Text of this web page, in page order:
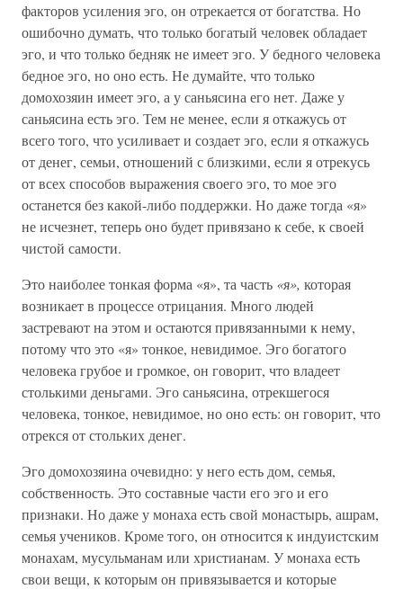
факторов усиления эго, он отрекается от богатства. Но
ошибочно думать, что только богатый человек обладает
эго, и что только бедняк не имеет эго. У бедного человека
бедное эго, но оно есть. Не думайте, что только
домохозяин имеет эго, а у саньясина его нет. Даже у
саньясина есть эго. Тем не менее, если я откажусь от
всего того, что усиливает и создает эго, если я откажусь
от денег, семьи, отношений с близкими, если я отрекусь
от всех способов выражения своего эго, то мое эго
останется без какой-либо поддержки. Но даже тогда «я»
не исчезнет, теперь оно будет привязано к себе, к своей
чистой самости.
Это наиболее тонкая форма «я», та часть «я», которая
возникает в процессе отрицания. Много людей
застревают на этом и остаются привязанными к нему,
потому что это «я» тонкое, невидимое. Эго богатого
человека грубое и громкое, он говорит, что владеет
столькими деньгами. Эго саньясина, отрекшегося
человека, тонкое, невидимое, но оно есть: он говорит, что
отрекся от стольких денег.
Эго домохозяина очевидно: у него есть дом, семья,
собственность. Это составные части его эго и его
признаки. Но даже у монаха есть свой монастырь, ашрам,
семья учеников. Кроме того, он относится к индуистским
монахам, мусульманам или христианам. У монаха есть
свои вещи, к которым он привязывается и которые